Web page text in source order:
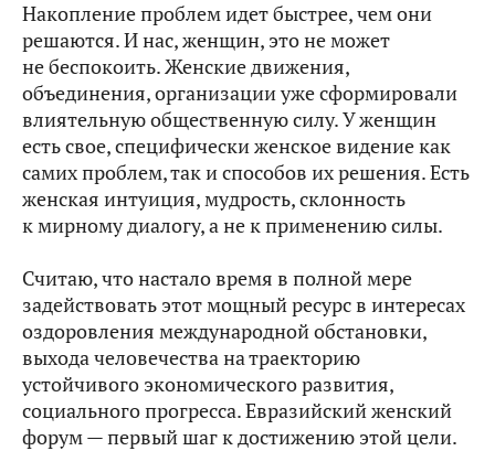
Накопление проблем идет быстрее, чем они
решаются. И нас, женщин, это не может
не беспокоить. Женские движения,
объединения, организации уже сформировали
влиятельную общественную силу. У женщин
есть свое, специфически женское видение как
самих проблем, так и способов их решения. Есть
женская интуиция, мудрость, склонность
к мирному диалогу, а не к применению силы.
Считаю, что настало время в полной мере
задействовать этот мощный ресурс в интересах
оздоровления международной обстановки,
выхода человечества на траекторию
устойчивого экономического развития,
социального прогресса. Евразийский женский
форум — первый шаг к достижению этой цели.